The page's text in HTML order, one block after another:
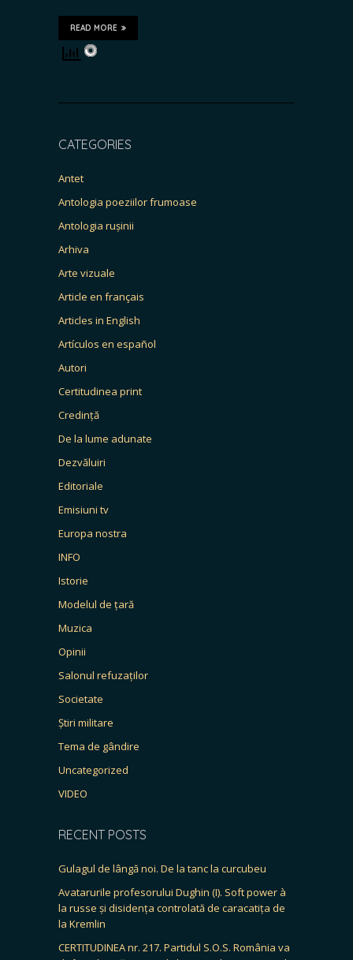
READ MORE
CATEGORIES
Antet
Antologia poeziilor frumoase
Antologia rușinii
Arhiva
Arte vizuale
Article en français
Articles in English
Artículos en español
Autori
Certitudinea print
Credință
De la lume adunate
Dezvăluiri
Editoriale
Emisiuni tv
Europa nostra
INFO
Istorie
Modelul de țară
Muzica
Opinii
Salonul refuzaților
Societate
Știri militare
Tema de gândire
Uncategorized
VIDEO
RECENT POSTS
Gulagul de lângă noi. De la tanc la curcubeu
Avatarurile profesorului Dughin (I). Soft power à
la russe și disidența controlată de caracatița de
la Kremlin
CERTITUDINEA nr. 217. Partidul S.O.S. România va